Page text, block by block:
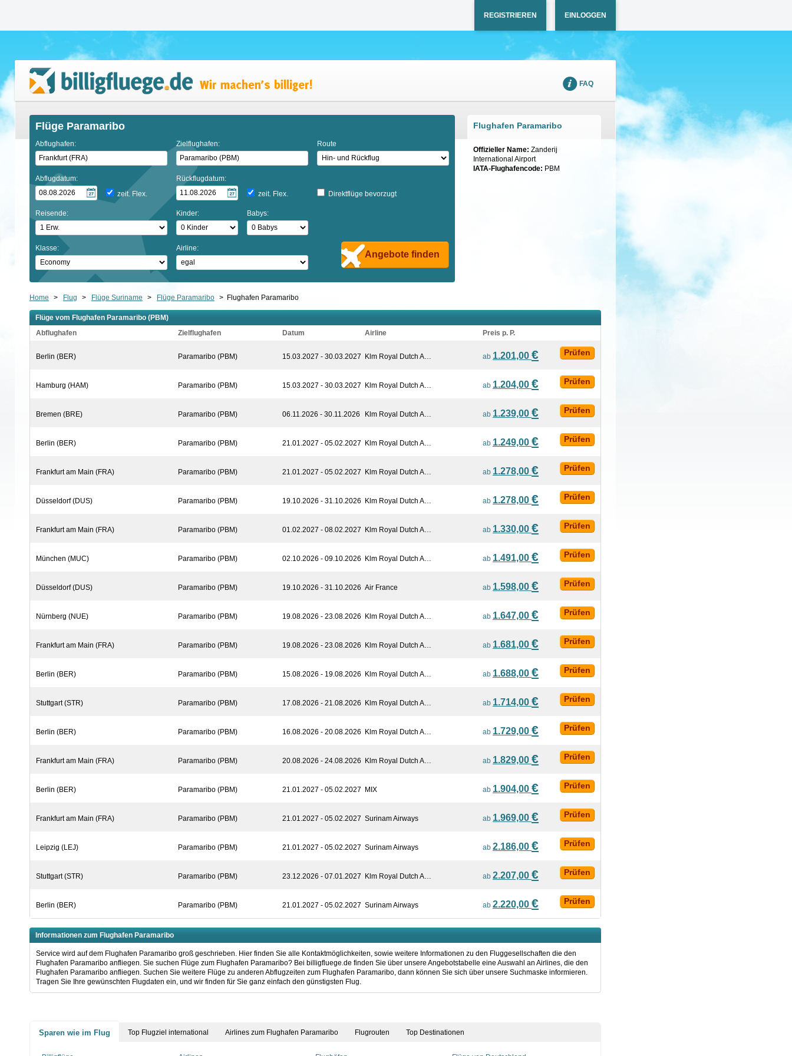
REGISTRIEREN EINLOGGEN
FAQ
Flüge Paramaribo
Abflughafen: Zielflughafen: Route
Abflugdatum:
zeit. Flex.
Rückflugdatum:
zeit. Flex.
Direktflüge bevorzugt
Reisende: Kinder: Babys:
Klasse: Airline:
Angebote finden
Flughafen Paramaribo
Offizieller Name: Zanderij
International Airport
IATA-Flughafencode: PBM
Home > Flug > Flüge Suriname > Flüge Paramaribo > Flughafen Paramaribo
Flüge vom Flughafen Paramaribo (PBM)
Abflughafen
Zielflughafen Datum Airline Preis p. P.
Berlin (BER) Paramaribo (PBM) 15.03.2027 - 30.03.2027 Klm Royal Dutch A… ab 1.201,00 € Prüfen
Hamburg (HAM) Paramaribo (PBM) 15.03.2027 - 30.03.2027 Klm Royal Dutch A… ab 1.204,00 € Prüfen
Bremen (BRE) Paramaribo (PBM) 06.11.2026 - 30.11.2026 Klm Royal Dutch A… ab 1.239,00 € Prüfen
Berlin (BER) Paramaribo (PBM) 21.01.2027 - 05.02.2027 Klm Royal Dutch A… ab 1.249,00 € Prüfen
Frankfurt am Main (FRA) Paramaribo (PBM) 21.01.2027 - 05.02.2027 Klm Royal Dutch A… ab 1.278,00 € Prüfen
Düsseldorf (DUS) Paramaribo (PBM) 19.10.2026 - 31.10.2026 Klm Royal Dutch A… ab 1.278,00 € Prüfen
Frankfurt am Main (FRA) Paramaribo (PBM) 01.02.2027 - 08.02.2027 Klm Royal Dutch A… ab 1.330,00 € Prüfen
München (MUC) Paramaribo (PBM) 02.10.2026 - 09.10.2026 Klm Royal Dutch A… ab 1.491,00 € Prüfen
Düsseldorf (DUS) Paramaribo (PBM) 19.10.2026 - 31.10.2026 Air France ab 1.598,00 € Prüfen
Nürnberg (NUE) Paramaribo (PBM) 19.08.2026 - 23.08.2026 Klm Royal Dutch A… ab 1.647,00 € Prüfen
Frankfurt am Main (FRA) Paramaribo (PBM) 19.08.2026 - 23.08.2026 Klm Royal Dutch A… ab 1.681,00 € Prüfen
Berlin (BER) Paramaribo (PBM) 15.08.2026 - 19.08.2026 Klm Royal Dutch A… ab 1.688,00 € Prüfen
Stuttgart (STR) Paramaribo (PBM) 17.08.2026 - 21.08.2026 Klm Royal Dutch A… ab 1.714,00 € Prüfen
Berlin (BER) Paramaribo (PBM) 16.08.2026 - 20.08.2026 Klm Royal Dutch A… ab 1.729,00 € Prüfen
Frankfurt am Main (FRA) Paramaribo (PBM) 20.08.2026 - 24.08.2026 Klm Royal Dutch A… ab 1.829,00 € Prüfen
Berlin (BER) Paramaribo (PBM) 21.01.2027 - 05.02.2027 MIX ab 1.904,00 € Prüfen
Frankfurt am Main (FRA) Paramaribo (PBM) 21.01.2027 - 05.02.2027 Surinam Airways ab 1.969,00 € Prüfen
Leipzig (LEJ) Paramaribo (PBM) 21.01.2027 - 05.02.2027 Surinam Airways ab 2.186,00 € Prüfen
Stuttgart (STR) Paramaribo (PBM) 23.12.2026 - 07.01.2027 Klm Royal Dutch A… ab 2.207,00 € Prüfen
Berlin (BER) Paramaribo (PBM) 21.01.2027 - 05.02.2027 Surinam Airways ab 2.220,00 € Prüfen
Informationen zum Flughafen Paramaribo
Service wird auf dem Flughafen Paramaribo groß geschrieben. Hier finden Sie alle Kontaktmöglichkeiten, sowie weitere Informationen zu den Fluggesellschaften die den
Flughafen Paramaribo anfliegen. Sie suchen Flüge zum Flughafen Paramaribo? Bei billigfluege.de finden Sie über unsere Angebotstabelle eine Auswahl an Airlines, die den
Flughafen Paramaribo anfliegen. Suchen Sie weitere Flüge zu anderen Abflugzeiten zum Flughafen Paramaribo, dann können Sie sich über unsere Suchmaske informieren.
Tragen Sie Ihre gewünschten Flugdaten ein, und wir finden für Sie ganz einfach den günstigsten Flug.
Sparen wie im Flug Top Flugziel international Airlines zum Flughafen Paramaribo Flugrouten Top Destinationen